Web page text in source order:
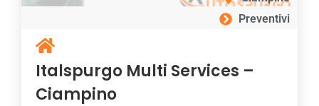
Preventivi
Italspurgo Multi Services –
Ciampino